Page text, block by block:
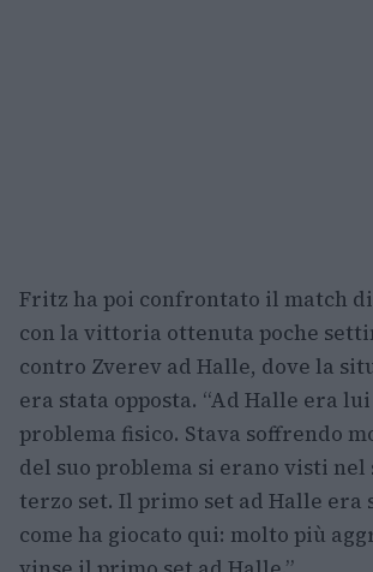
Fritz ha poi confrontato il match
con la vittoria ottenuta poche
contro Zverev ad Halle, dove la
era stata opposta. “Ad Halle era
problema fisico. Stava soffrendo
del suo problema si erano visti nel
terzo set. Il primo set ad Halle era
come ha giocato qui: molto più